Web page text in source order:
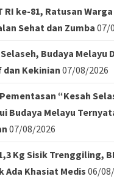
RI ke-81, Ratusan
Sehat dan Zumba 07/
Budaya Melayu
Kekinian 07/08/2026
“Kesah
Budaya Melayu
07/08/2026
Kg Sisik Trenggiling,
Ada Khasiat Medis 06/